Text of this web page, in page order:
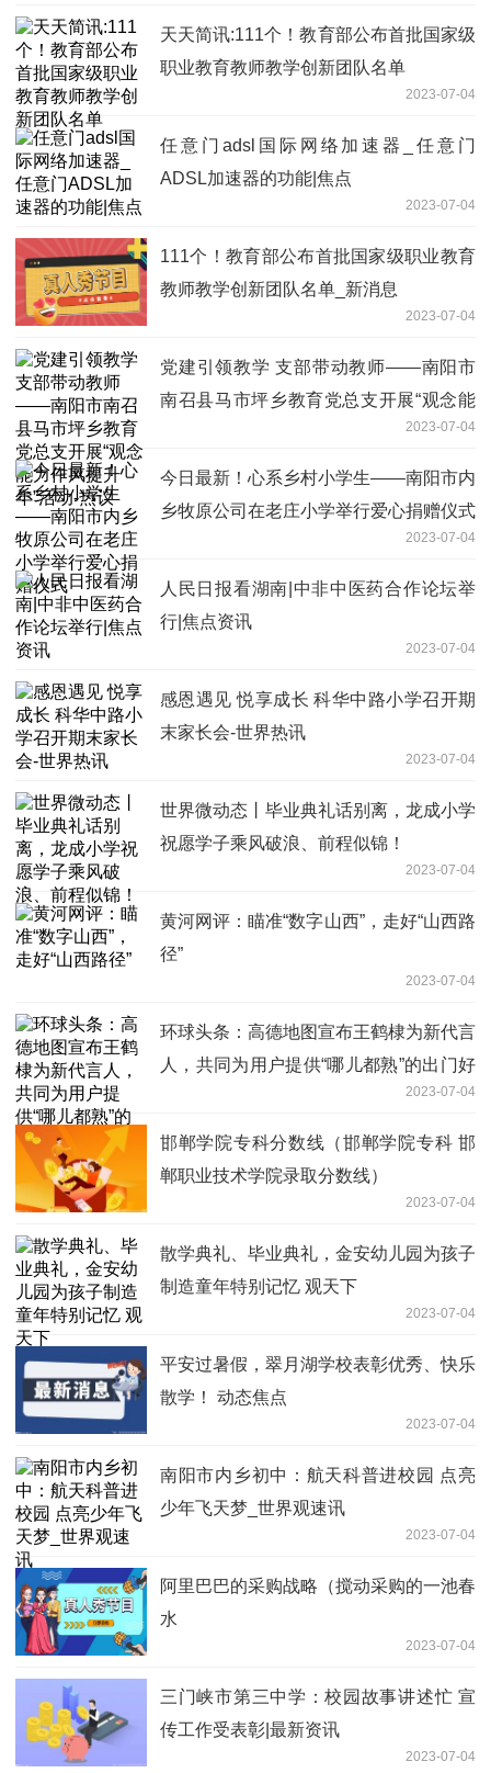
天天简讯:111个！教育部公布首批国家级
职业教育教师教学创新团队名单
2023-07-04
任意门adsl国际网络加速器_任意门
ADSL加速器的功能|焦点
2023-07-04
111个！教育部公布首批国家级职业教育
教师教学创新团队名单_新消息
2023-07-04
党建引领教学 支部带动教师——南阳市
南召县马市坪乡教育党总支开展“观念能
2023-07-04
今日最新！心系乡村小学生——南阳市内
乡牧原公司在老庄小学举行爱心捐赠仪式
2023-07-04
人民日报看湖南|中非中医药合作论坛举
行|焦点资讯
2023-07-04
感恩遇见 悦享成长 科华中路小学召开期
末家长会-世界热讯
2023-07-04
世界微动态丨毕业典礼话别离，龙成小学
祝愿学子乘风破浪、前程似锦！
2023-07-04
黄河网评：瞄准“数字山西”，走好“山西路
径”
2023-07-04
环球头条：高德地图宣布王鹤棣为新代言
人，共同为用户提供“哪儿都熟”的出门好
2023-07-04
邯郸学院专科分数线（邯郸学院专科 邯
郸职业技术学院录取分数线）
2023-07-04
散学典礼、毕业典礼，金安幼儿园为孩子
制造童年特别记忆 观天下
2023-07-04
平安过暑假，翠月湖学校表彰优秀、快乐
散学！ 动态焦点
2023-07-04
南阳市内乡初中：航天科普进校园 点亮
少年飞天梦_世界观速讯
2023-07-04
阿里巴巴的采购战略（搅动采购的一池春
水
2023-07-04
三门峡市第三中学：校园故事讲述忙 宣
传工作受表彰|最新资讯
2023-07-04